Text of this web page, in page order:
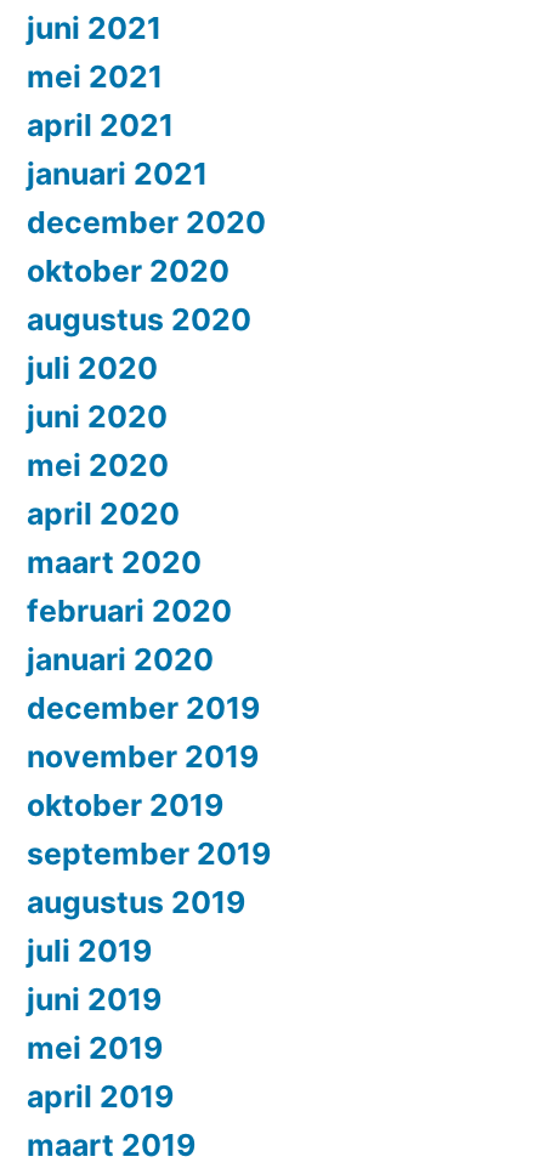
juni 2021
mei 2021
april 2021
januari 2021
december 2020
oktober 2020
augustus 2020
juli 2020
juni 2020
mei 2020
april 2020
maart 2020
februari 2020
januari 2020
december 2019
november 2019
oktober 2019
september 2019
augustus 2019
juli 2019
juni 2019
mei 2019
april 2019
maart 2019